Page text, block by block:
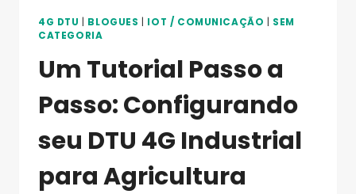
4G DTU BLOGUES IOT / COMUNICAÇÃO
SEM
CATEGORIA
Um Tutorial Passo a
Passo: Configurando
seu DTU 4G Industrial
para Agricultura